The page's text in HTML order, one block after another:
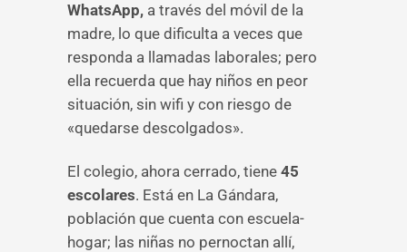
WhatsApp, a través del móvil de la
madre, lo que dificulta a veces que
responda a llamadas laborales; pero
ella recuerda que hay niños en peor
situación, sin wifi y con riesgo de
«quedarse descolgados».
El colegio, ahora cerrado, tiene 45
escolares. Está en La Gándara,
población que cuenta con escuela-
hogar; las niñas no pernoctan allí,